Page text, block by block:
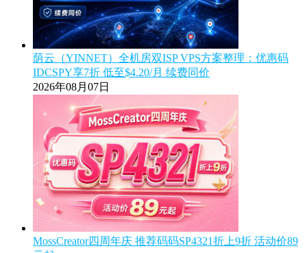
荫云（YINNET）全机房双ISP VPS方案整理：优惠码
IDCSPY享7折 低至$4.20/月 续费同价
2026年08月07日
MossCreator四周年庆 推荐码码SP4321折上9折 活动价89